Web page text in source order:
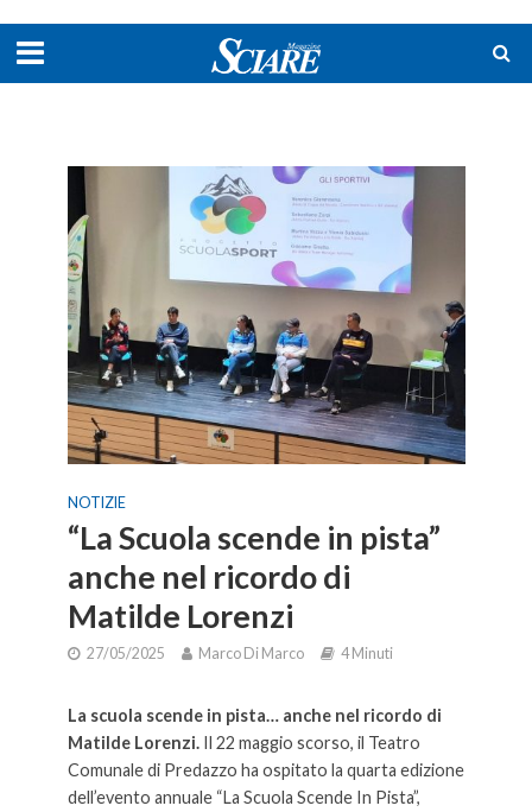
NOTIZIE
“La Scuola scende in pista”
anche nel ricordo di
Matilde Lorenzi
27/05/2025 Marco Di Marco 4 Minuti
La scuola scende in pista… anche nel ricordo di
Matilde Lorenzi. Il 22 maggio scorso, il Teatro
Comunale di Predazzo ha ospitato la quarta edizione
dell’evento annuale “La Scuola Scende In Pista”,